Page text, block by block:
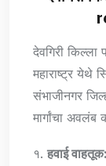
देवगिरी किल्ला
महाराष्ट्र येथे
संभाजीनगर
मार्गांचा
१. हवाई वाहतूक: